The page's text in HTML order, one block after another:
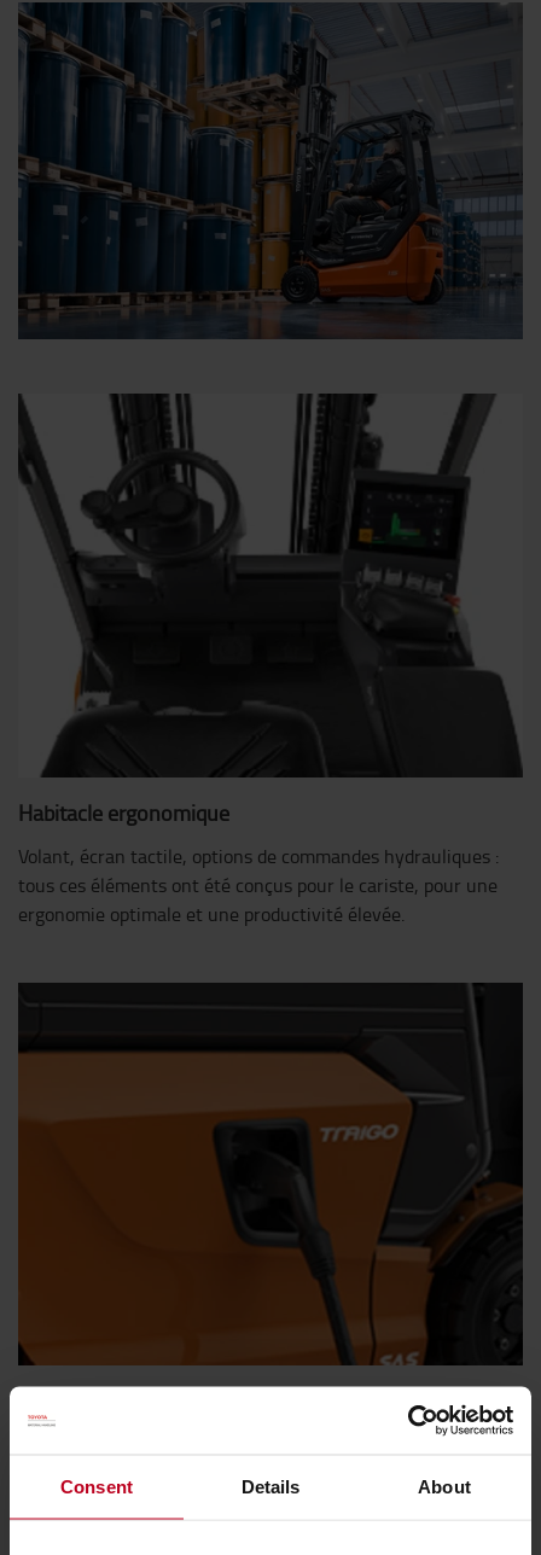
Consent Details About
Habitacle ergonomique
Volant, écran tactile, options de commandes hydrauliques :
tous ces éléments ont été conçus pour le cariste, pour une
ergonomie optimale et une productivité élevée.
Quel que soit le type de batterie choisi (plomb-acide,
d'énergie sera faible et le remplacement ou la recharge des